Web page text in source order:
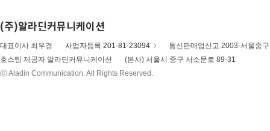
(주)알라딘커뮤니케이션
대표이사 최우경 사업자등록 201-81-23094
통신판매업신고 2003-서울중
호스팅 제공자 알라딘커뮤니케이션
(본사) 서울시 중구 서소문로 89-31
ⓒ Aladin Communication. All Rights Reserved.